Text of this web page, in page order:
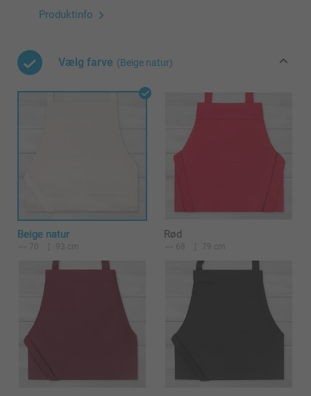
Produktinfo
Vælg farve (Beige natur)
Beige natur
70 93 cm
Rød
68 79 cm